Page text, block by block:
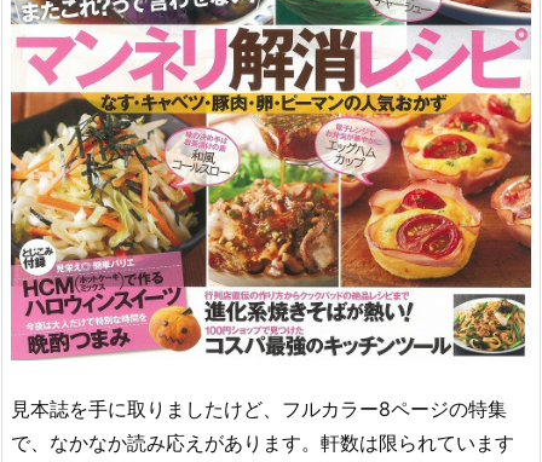
見本誌を手に取りましたけど、フルカラー8ページの特集
で、なかなか読み応えがあります。軒数は限られています